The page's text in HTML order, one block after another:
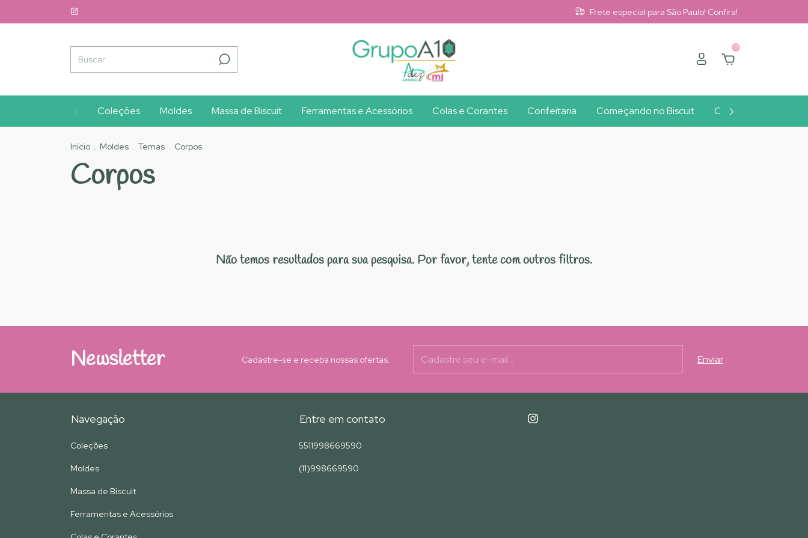
Frete especial para São Paulo! Confira!
0
Coleções Moldes Massa de Biscuit Ferramentas e Acessórios Colas e Corantes Confeitaria Começando no Biscuit Clube A10
Início . Moldes . Temas . Corpos
Corpos
Não temos resultados para sua pesquisa. Por favor, tente com outros filtros.
Newsletter Cadastre-se e receba nossas ofertas.
Navegação
Coleções
Moldes
Massa de Biscuit
Ferramentas e Acessórios
Entre em contato
5511998669590
(11)998669590